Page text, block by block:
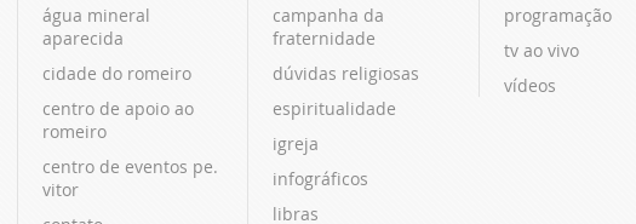
água mineral
aparecida
cidade do romeiro
centro de apoio ao
romeiro
centro de eventos pe.
vitor
campanha da
fraternidade
dúvidas religiosas
espiritualidade
igreja
infográficos
libras
programação
tv ao vivo
vídeos